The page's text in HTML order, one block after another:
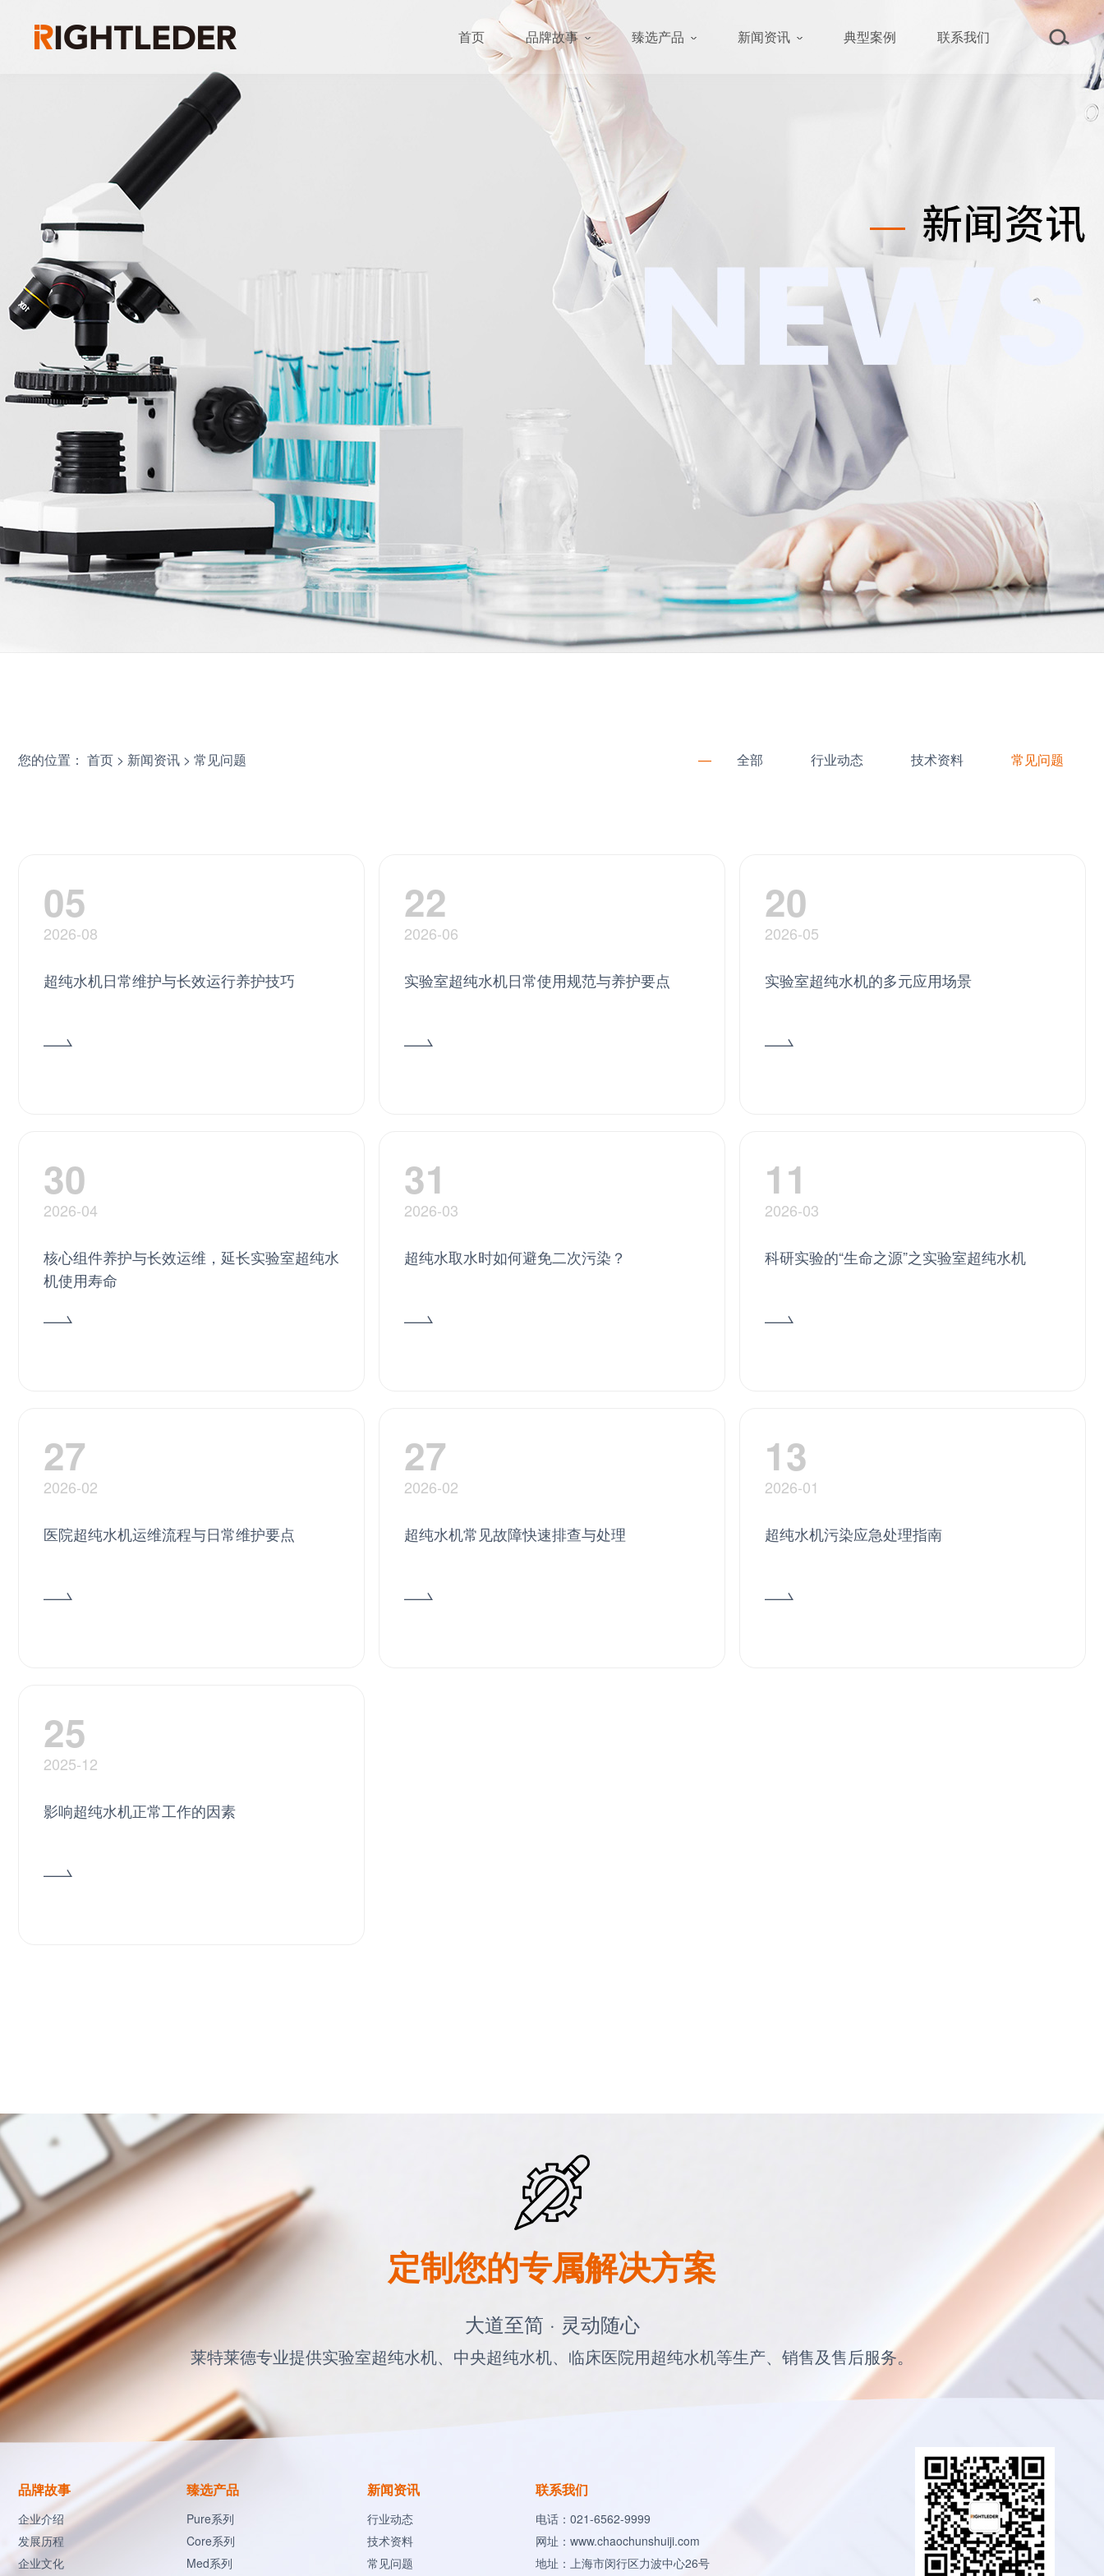
首页 品牌故事 臻选产品 新闻资讯 典型案例 联系我们
您的位置： 首页 > 新闻资讯 > 常见问题 — 全部 行业动态 技术资料 常见问题
05
2026-08
超纯水机日常维护与长效运行养护技巧
22
2026-06
实验室超纯水机日常使用规范与养护要点
20
2026-05
实验室超纯水机的多元应用场景
30
2026-04
核心组件养护与长效运维，延长实验室超纯水
机使用寿命
31
2026-03
超纯水取水时如何避免二次污染？
11
2026-03
科研实验的“生命之源”之实验室超纯水机
27
2026-02
医院超纯水机运维流程与日常维护要点
27
2026-02
超纯水机常见故障快速排查与处理
13
2026-01
超纯水机污染应急处理指南
25
2025-12
影响超纯水机正常工作的因素
定制您的专属解决方案
大道至简 · 灵动随心
莱特莱德专业提供实验室超纯水机、中央超纯水机、临床医院用超纯水机等生产、销售及售后服务。
品牌故事
企业介绍
发展历程
企业文化
臻选产品
Pure系列
Core系列
Med系列
新闻资讯
行业动态
技术资料
常见问题
联系我们
电话：021-6562-9999
网址：www.chaochunshuiji.com
地址：上海市闵行区力波中心26号